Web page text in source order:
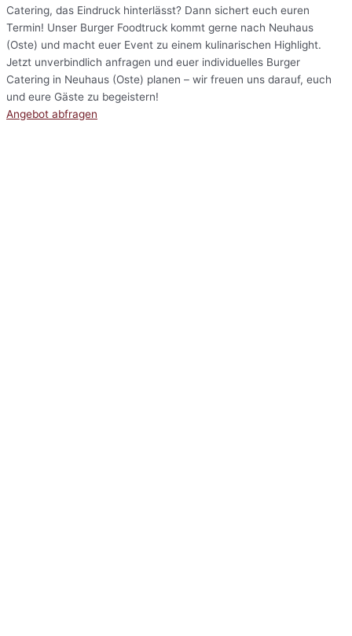
Catering, das Eindruck hinterlässt? Dann sichert euch euren
Termin! Unser Burger Foodtruck kommt gerne nach Neuhaus
(Oste) und macht euer Event zu einem kulinarischen Highlight.
Jetzt unverbindlich anfragen und euer individuelles Burger
Catering in Neuhaus (Oste) planen – wir freuen uns darauf, euch
und eure Gäste zu begeistern!
Angebot abfragen